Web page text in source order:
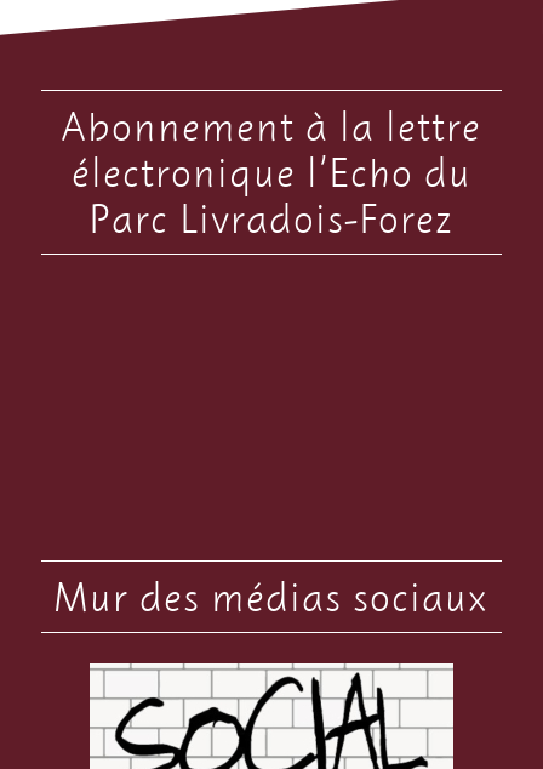
Abonnement à la lettre
électronique l’Echo du
Parc Livradois-Forez
Mur des médias sociaux